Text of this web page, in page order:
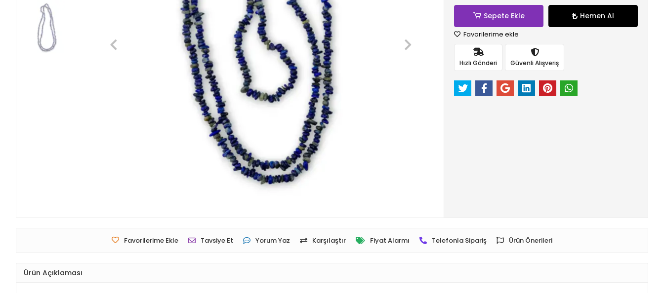
Sepete Ekle Hemen Al
Favorilerime ekle
Hızlı Gönderi Güvenli Alışveriş
Favorilerime Ekle Tavsiye Et Yorum Yaz Karşılaştır Fiyat Alarmı Telefonla Sipariş Ürün Önerileri
Ürün Açıklaması